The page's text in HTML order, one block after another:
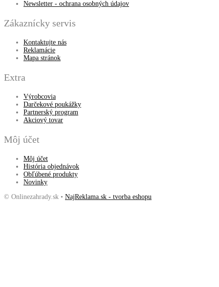
Newsletter - ochrana osobných údajov
Zákaznícky servis
Kontaktujte nás
Reklamácie
Mapa stránok
Extra
Výrobcovia
Darčekové poukážky
Partnerský program
Akciový tovar
Môj účet
Môj účet
História objednávok
Obľúbené produkty
Novinky
© Onlinezahrady.sk • NajReklama.sk - tvorba eshopu